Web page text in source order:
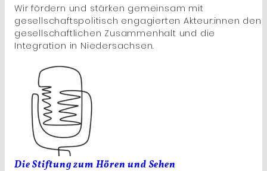
Wir fördern und stärken gemeinsam mit
gesellschaftspolitisch engagierten Akteur:innen den
gesellschaftlichen Zusammenhalt und die
Integration in Niedersachsen.
Die Stiftung zum Hören und Sehen